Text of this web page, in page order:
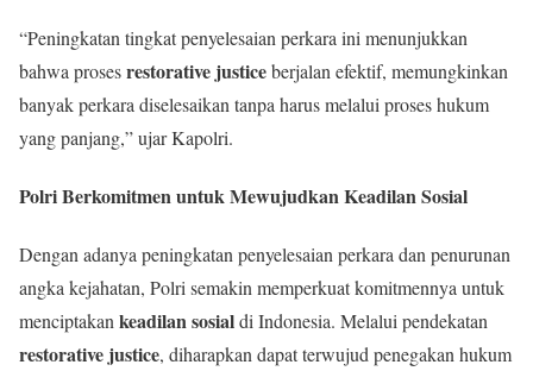
“Peningkatan tingkat penyelesaian perkara ini menunjukkan
bahwa prosesrestorative justiceberjalan efektif, memungkinkan
banyak perkara diselesaikan tanpa harus melalui proses hukum
yang panjang,” ujar Kapolri.
Polri Berkomitmen untuk Mewujudkan Keadilan Sosial
Dengan adanya peningkatan penyelesaian perkara dan penurunan
angka kejahatan, Polri semakin memperkuat komitmennya untuk
menciptakankeadilan sosialdi Indonesia. Melalui pendekatan
restorative justice, diharapkan dapat terwujud penegakan hukum